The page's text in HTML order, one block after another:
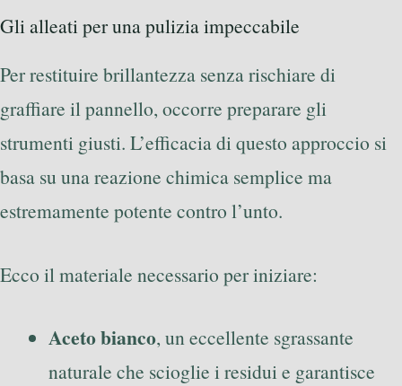
Gli alleati per una pulizia impeccabile
Per restituire brillantezza senza rischiare di
graffiare il pannello, occorre preparare gli
strumenti giusti. L’efficacia di questo approccio si
basa su una reazione chimica semplice ma
estremamente potente contro l’unto.
Ecco il materiale necessario per iniziare:
Aceto bianco, un eccellente sgrassante
naturale che scioglie i residui e garantisce